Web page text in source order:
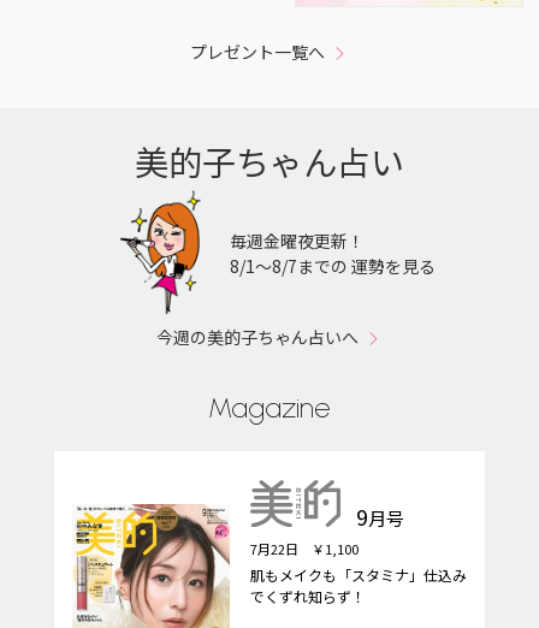
プレゼント一覧へ
美的子ちゃん占い
毎週金曜夜更新！
8/1〜8/7までの 運勢を見る
今週の美的子ちゃん占いへ
Magazine
9月号
7月22日 ￥1,100
肌もメイクも「スタミナ」仕込み
でくずれ知らず！